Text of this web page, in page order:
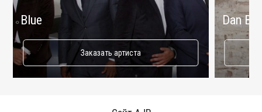
Blue
Заказать артиста
Dan